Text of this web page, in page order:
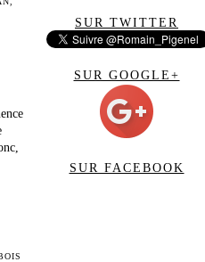
SUR TWITTER
SUR GOOGLE+
SUR FACEBOOK